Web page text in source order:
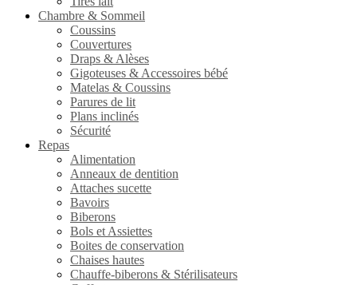
Chambre & Sommeil
Coussins
Couvertures
Draps & Alèses
Gigoteuses & Accessoires bébé
Matelas & Coussins
Parures de lit
Plans inclinés
Sécurité
Repas
Alimentation
Anneaux de dentition
Attaches sucette
Bavoirs
Biberons
Bols et Assiettes
Boites de conservation
Chaises hautes
Chauffe-biberons & Stérilisateurs